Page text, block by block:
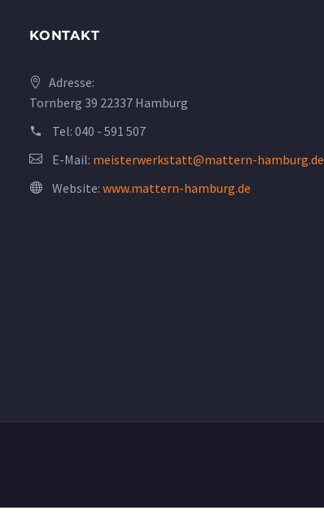
KONTAKT
Adresse:
Tornberg 39 22337 Hamburg
Tel: 040 - 591 507
E-Mail: meisterwerkstatt@mattern-hamburg.de
Website: www.mattern-hamburg.de